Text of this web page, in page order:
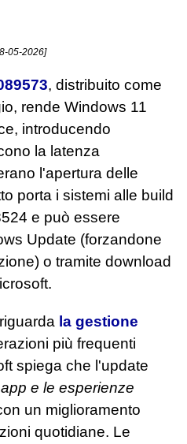
05-2026]
, distribuito come
rende Windows 11
introducendo
la latenza
l'apertura delle
porta i sistemi alle build
e può essere
Update (forzandone
o tramite download
la gestione
più frequenti
spiega che l'update
e le esperienze
un miglioramento
quotidiane. Le